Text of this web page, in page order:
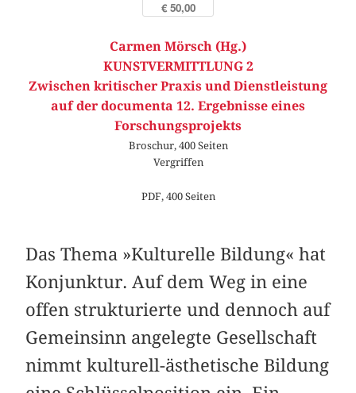
€ 50,00
Carmen Mörsch (Hg.)
KUNSTVERMITTLUNG 2
Zwischen kritischer Praxis und Dienstleistung
auf der documenta 12. Ergebnisse eines
Forschungsprojekts
Broschur, 400 Seiten
Vergriffen
PDF, 400 Seiten
Das Thema »Kulturelle Bildung« hat
Konjunktur. Auf dem Weg in eine
offen strukturierte und dennoch auf
Gemeinsinn angelegte Gesellschaft
nimmt kulturell-ästhetische Bildung